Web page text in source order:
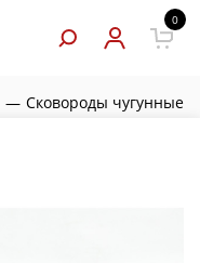
0
— Сковороды чугунные